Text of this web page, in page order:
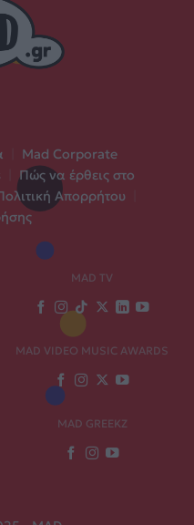
Mad Corporate
Πώς να έρθεις στο
Απορρήτου
MAD TV
MAD VIDEO MUSIC AWARDS
MAD GREEKZ